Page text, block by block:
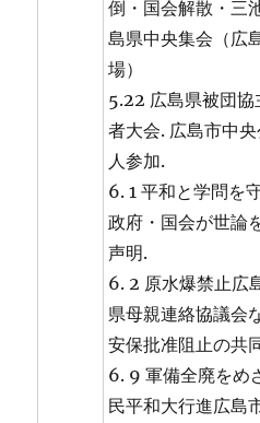
倒・国会解散・三
島県中央集会（広
場）
5.22 広島県被団
者大会. 広島市中
人参加.
6. 1 平和と学問を
政府・国会が世論
声明.
6. 2 原水爆禁止広
県母親連絡協議会
安保批准阻止の共
6. 9 軍備全廃をめ
民平和大行進広島